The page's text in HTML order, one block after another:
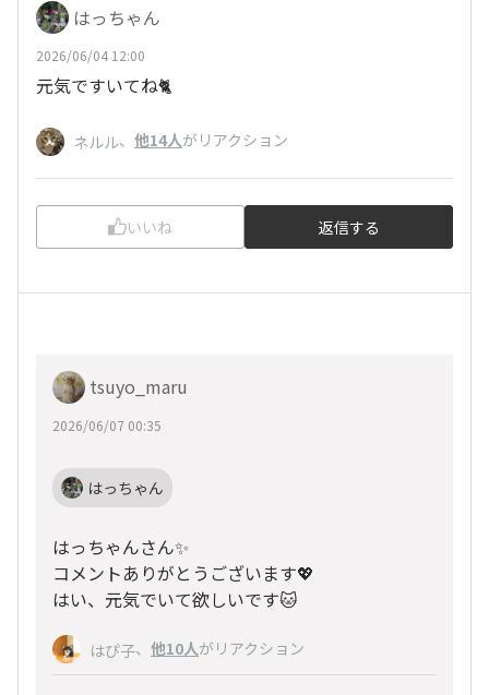
はっちゃん
2026/06/04 12:00
元気ですいてね🐈
ネルル、 他14人がリアクション
いいね 返信する
tsuyo_maru
2026/06/07 00:35
はっちゃん
はっちゃんさん✨
コメントありがとうございます💖
はい、元気でいて欲しいです🐱
はぴ子、 他10人がリアクション